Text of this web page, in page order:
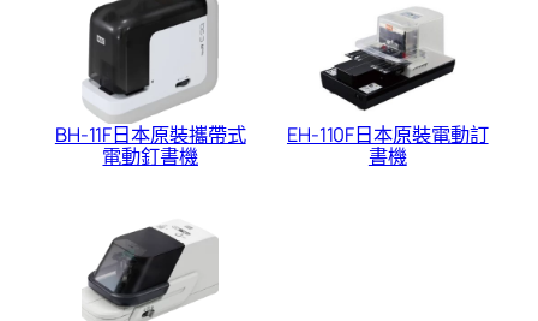
BH-11F日本原裝攜帶式
電動釘書機
EH-110F日本原裝電動訂
書機